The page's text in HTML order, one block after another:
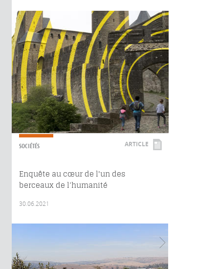
SOCIÉTÉS ARTICLE
Enquête au cœur de l'un des
berceaux de l’humanité
30.06.2021